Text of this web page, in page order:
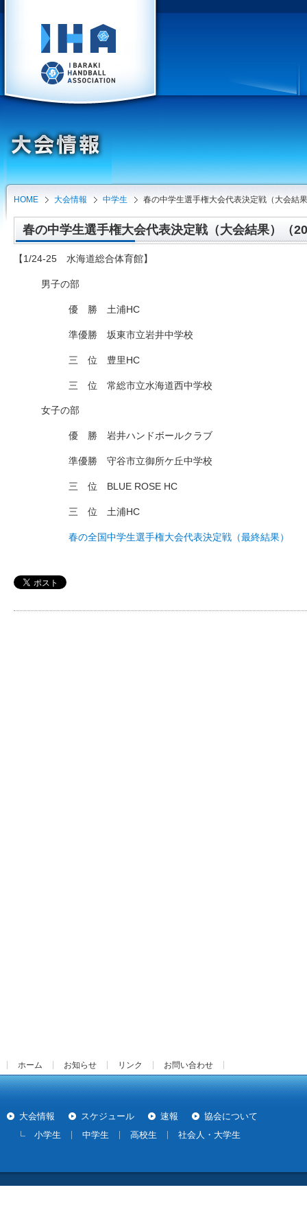
HOME 大会情報 中学生 春の中学生選手権大会代表決定戦（大会結
春の中学生選手権大会代表決定戦（大会結果）（
【1/24-25 水海道総合体育館】
男子の部
優 勝 土浦HC
準優勝 坂東市立岩井中学校
三 位 豊里HC
三 位 常総市立水海道西中学校
女子の部
優 勝 岩井ハンドボールクラブ
準優勝 守谷市立御所ケ丘中学校
三 位 BLUE ROSE HC
三 位 土浦HC
春の全国中学生選手権大会代表決定戦（最終結果）
ホーム お知らせ リンク お問い合わせ
大会情報 スケジュール 速報
協会について
小学生
中学生 高校生 社会人・大学生